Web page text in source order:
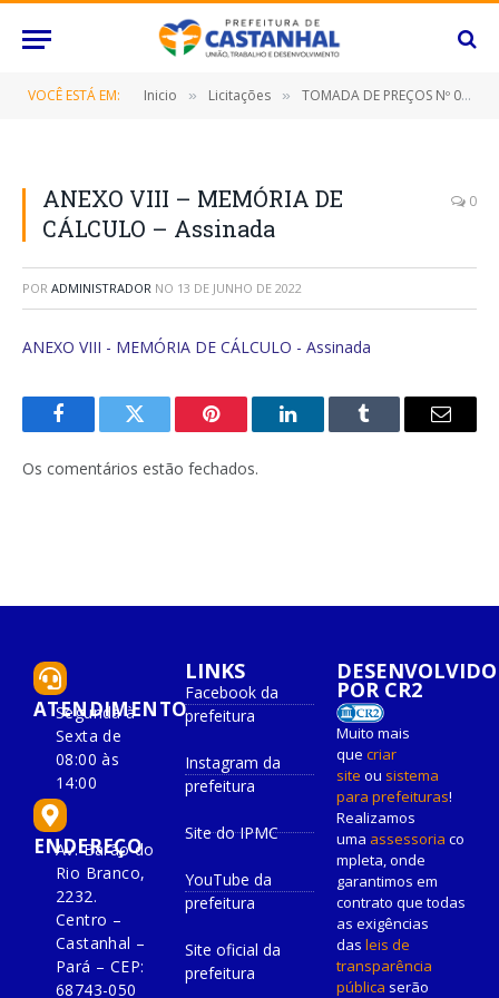
VOCÊ ESTÁ EM: Inicio » Licitações » TOMADA DE PREÇOS Nº 016/2022 (CONTRATAÇÃO DE EMPRESA ESPECIALIZADA PARA CONSTRUÇÃO DE COMPLEXO ESPORTIVO NO DISTRITO DE APEÚ, NESTE MUNICÍPIO DE CASTANHAL/PARÁ)
ANEXO VIII – MEMÓRIA DE
CÁLCULO – Assinada
0
POR ADMINISTRADOR NO 13 DE JUNHO DE 2022
ANEXO VIII - MEMÓRIA DE CÁLCULO - Assinada
FacebookTwitter Pinterest O
Tumblr
E-
Os comentários estão fechados.
ATENDIMENTO
Segunda à
Sexta de
08:00 às
14:00
ENDEREÇO
Av. Barão do
Rio Branco,
2232.
Centro –
Castanhal –
Pará – CEP:
68743-050
LINKS
Facebook da
prefeitura
Instagram da
prefeitura
Site do IPMC
YouTube da
prefeitura
Site oficial da
prefeitura
DESENVOLVIDO
POR CR2
Muito mais
que criar
site ou sistema
para prefeituras!
Realizamos
uma assessoria co
mpleta, onde
garantimos em
contrato que todas
as exigências
das leis de
transparência
pública serão